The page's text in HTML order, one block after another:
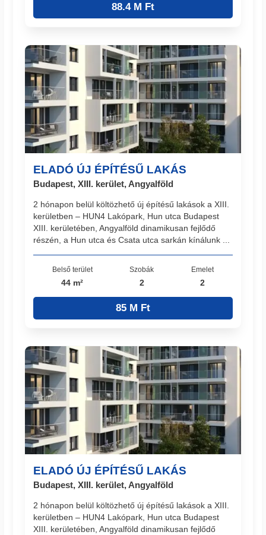
88.4 M Ft
ELADÓ ÚJ ÉPÍTÉSŰ LAKÁS
Budapest, XIII. kerület, Angyalföld
2 hónapon belül költözhető új építésű lakások a XIII.
kerületben – HUN4 Lakópark, Hun utca Budapest
XIII. kerületében, Angyalföld dinamikusan fejlődő
részén, a Hun utca és Csata utca sarkán kínálunk ...
Belső terület
44 m²
Szobák
2
Emelet
2
85 M Ft
ELADÓ ÚJ ÉPÍTÉSŰ LAKÁS
Budapest, XIII. kerület, Angyalföld
2 hónapon belül költözhető új építésű lakások a XIII.
kerületben – HUN4 Lakópark, Hun utca Budapest
XIII. kerületében, Angyalföld dinamikusan fejlődő